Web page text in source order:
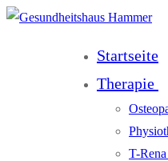
Startseite
Therapie
T-